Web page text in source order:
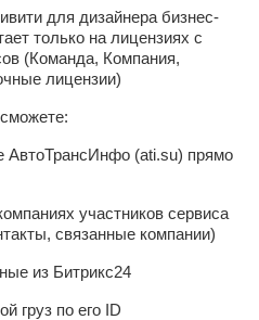
для дизайнера бизнес-
только на лицензиях с
(Команда, Компания,
лицензии)
АвтоТрансИнфо (ati.su) прямо
участников сервиса
связанные компании)
из Битрикс24
груз по его ID